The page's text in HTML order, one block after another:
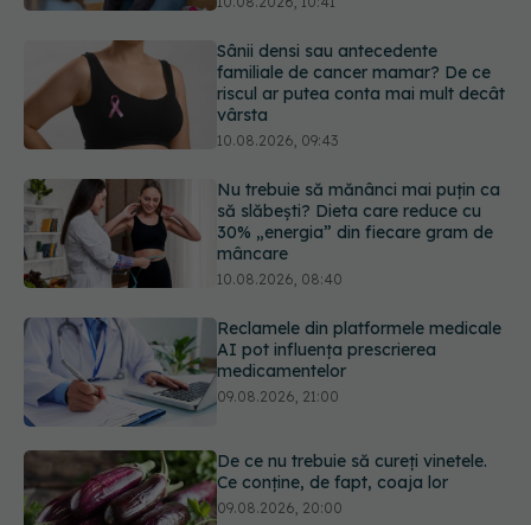
Nu trebuie să mănânci mai puțin ca
să slăbești? Dieta care reduce cu
30% „energia” din fiecare gram de
Reclamele din platformele medicale
AI pot influența prescrierea
medicamentelor
09.08.2026, 21:00
De ce nu trebuie să cureți vinetele.
Ce conține, de fapt, coaja lor
Reglarea emoțională,
„superputerea” pe care copiii o
învață în timp. Psiholog: „Nu poți
URMĂREȘTE-NE ȘI PE: